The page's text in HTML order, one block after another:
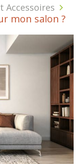
Accessoires
mon salon ?